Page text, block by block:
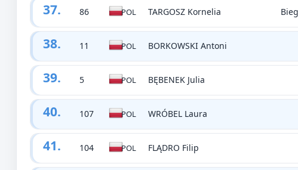
37. 86 POL TARGOSZ Kornelia
38. 11 POL BORKOWSKI Antoni
39. 5 POL BĘBENEK Julia
40. 107 POL WRÓBEL Laura
41. 104 POL FLĄDRO Filip